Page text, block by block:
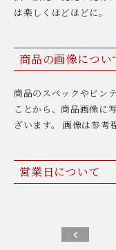
は楽しくほどほどに。
商品の画像につい
商品のスペックやビン
ことから、商品画像に
ざいます。 画像は参考
営業日について